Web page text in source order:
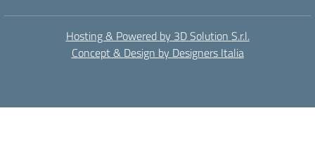
Hosting & Powered by 3D Solution S.r.l.
Concept & Design by Designers Italia